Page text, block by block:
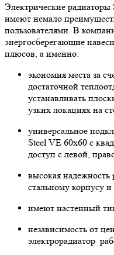
Электрические
имеют немало
пользователями. В
энергосберегающие
плюсов, а именно:
экономия места за
достаточной
устанавливать
узких локациях на
универсальное
Steel VE 60х60 с
доступ с левой,
высокая надежность
стальному корпусу
имеют настенный
независимость от
электрорадиатор